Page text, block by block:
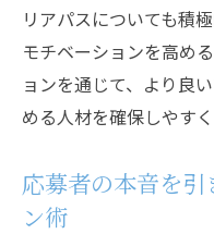
リアパスについても積
モチベーションを高め
ョンを通じて、より良
める人材を確保しやすく
応募者の本音を引
ン術